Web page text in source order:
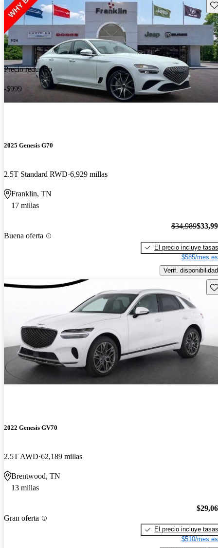
Precio reducido
-$999
2025 Genesis G70
2.5T Standard RWD 6,929 millas
Franklin, TN
17 millas
Buena oferta
$34,989
El precio incluye tasas
$585/mes
Verif. disponibilidad
2022 Genesis GV70
2.5T AWD 62,189 millas
Brentwood, TN
13 millas
Gran oferta
El precio incluye tasas
$510/mes